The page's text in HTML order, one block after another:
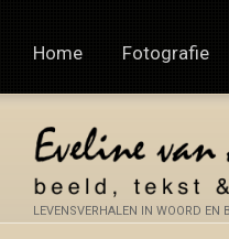
LEVENSVERHALEN IN WOORD EN
Home Fotografie